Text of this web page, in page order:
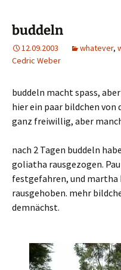
buddeln
12.09.2003 whatever,
Cedric Weber
buddeln macht spass,
hier ein paar bildchen
ganz freiwillig, aber
nach 2 Tagen buddeln
goliatha rausgezogen.
festgefahren, und
rausgehoben. mehr
demnächst.